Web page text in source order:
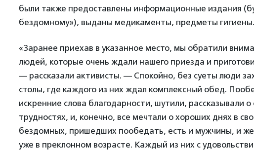
были также предоставлены информационные издания
бездомному»), выданы медикаменты, предметы гигиены.
«Заранее приехав в указанное место, мы обратили
людей, которые очень ждали нашего приезда и
— рассказали активисты. — Спокойно, без суеты люди
столы, где каждого из них ждал комплексный обед.
искренние слова благодарности, шутили, рассказывали
трудностях, и, конечно, все мечтали о хороших днях в
бездомных, пришедших пообедать, есть и мужчины, и
уже в преклонном возрасте. Каждый из них с